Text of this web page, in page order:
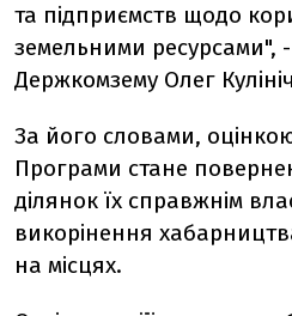
та підприємств щодо
земельними ресурсами",
Держкомзему Олег
За його словами,
Програми стане
ділянок їх справжнім
викорінення
на місцях.